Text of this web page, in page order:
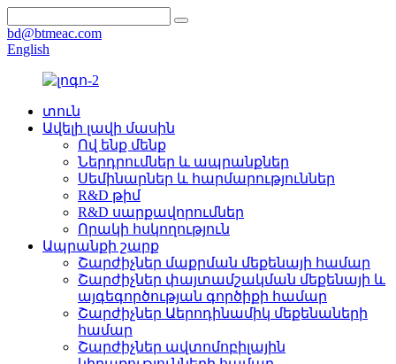
bd@btmeac.com
English
տուն
Ավելի լավի մասին
Ով ենք մենք
Ներդրումներ և ապրանքներ
Սեմինարներ և հարմարություններ
R&D թիմ
R&D սարքավորումներ
Որակի հսկողություն
Ապրանքի շարք
Շարժիչներ մաքրման մեքենայի համար
Շարժիչներ փայտամշակման մեքենայի և
այգեգործության գործիքի համար
Շարժիչներ Աերոդինամիկ մեքենաների
համար
Շարժիչներ ավտոմոբիլային